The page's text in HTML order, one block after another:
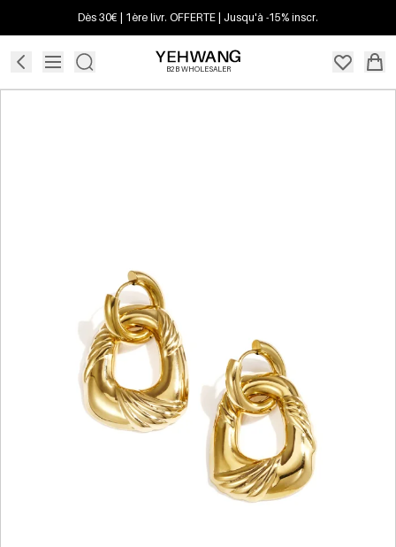
Dès 30€ | 1ère livr. OFFERTE | Jusqu'à -15% inscr.
B2B WHOLESALER